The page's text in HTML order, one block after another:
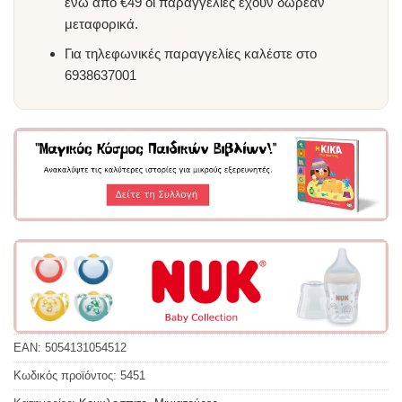
μεταφορικά.
Για τηλεφωνικές παραγγελίες καλέστε στο
6938637001
EAN: 5054131054512
Κωδικός προϊόντος: 5451